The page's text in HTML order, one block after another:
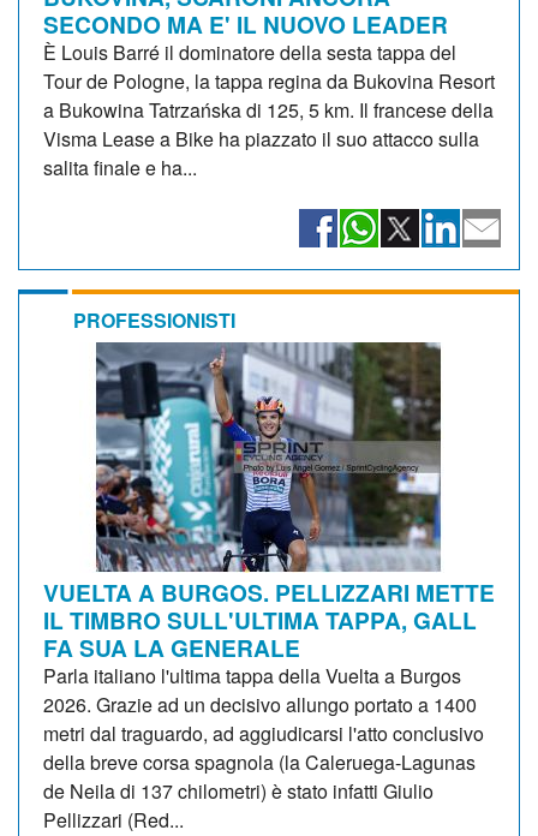
SECONDO MA E' IL NUOVO LEADER
È Louis Barré il dominatore della sesta tappa del
Tour de Pologne, la tappa regina da Bukovina Resort
a Bukowina Tatrzańska di 125, 5 km. Il francese della
Visma Lease a Bike ha piazzato il suo attacco sulla
salita finale e ha...
PROFESSIONISTI
VUELTA A BURGOS. PELLIZZARI METTE
IL TIMBRO SULL'ULTIMA TAPPA, GALL
FA SUA LA GENERALE
Parla italiano l'ultima tappa della Vuelta a Burgos
2026. Grazie ad un decisivo allungo portato a 1400
metri dal traguardo, ad aggiudicarsi l'atto conclusivo
della breve corsa spagnola (la Caleruega-Lagunas
de Neila di 137 chilometri) è stato infatti Giulio
Pellizzari (Red...